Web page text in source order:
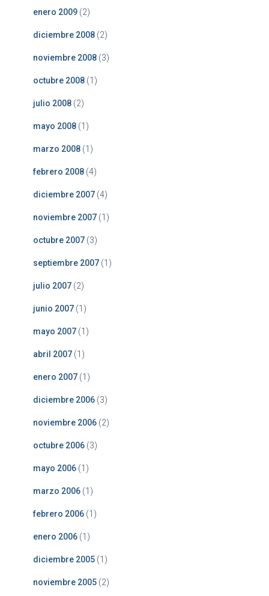
enero 2009 (2)
diciembre 2008 (2)
noviembre 2008 (3)
octubre 2008 (1)
julio 2008 (2)
mayo 2008 (1)
marzo 2008 (1)
febrero 2008 (4)
diciembre 2007 (4)
noviembre 2007 (1)
octubre 2007 (3)
septiembre 2007 (1)
julio 2007 (2)
junio 2007 (1)
mayo 2007 (1)
abril 2007 (1)
enero 2007 (1)
diciembre 2006 (3)
noviembre 2006 (2)
octubre 2006 (3)
mayo 2006 (1)
marzo 2006 (1)
febrero 2006 (1)
enero 2006 (1)
diciembre 2005 (1)
noviembre 2005 (2)